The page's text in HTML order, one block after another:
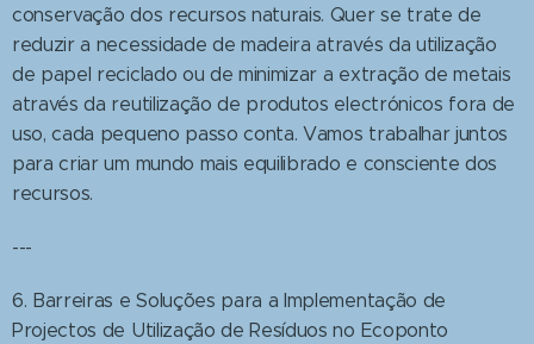
conservação dos recursos naturais. Quer se trate de
reduzir a necessidade de madeira através da utilização
de papel reciclado ou de minimizar a extração de metais
através da reutilização de produtos electrónicos fora de
uso, cada pequeno passo conta. Vamos trabalhar juntos
para criar um mundo mais equilibrado e consciente dos
recursos.
---
6. Barreiras e Soluções para a Implementação de
Projectos de Utilização de Resíduos no Ecoponto